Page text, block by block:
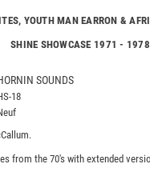
YOUTH MAN EARRON &
SHINE SHOWCASE 1971 - 1978
SOUNDS
18
from the 70's with extended